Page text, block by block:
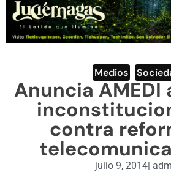
OPINIÓN
DEPORTES
ENGLISH
VIDEOS
Medios
Anuncia AMEDI
contra
julio 9, 2014|